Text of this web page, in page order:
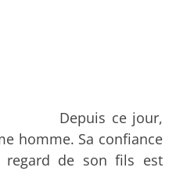
Depuis ce jour,
homme. Sa confiance
regard de son fils est